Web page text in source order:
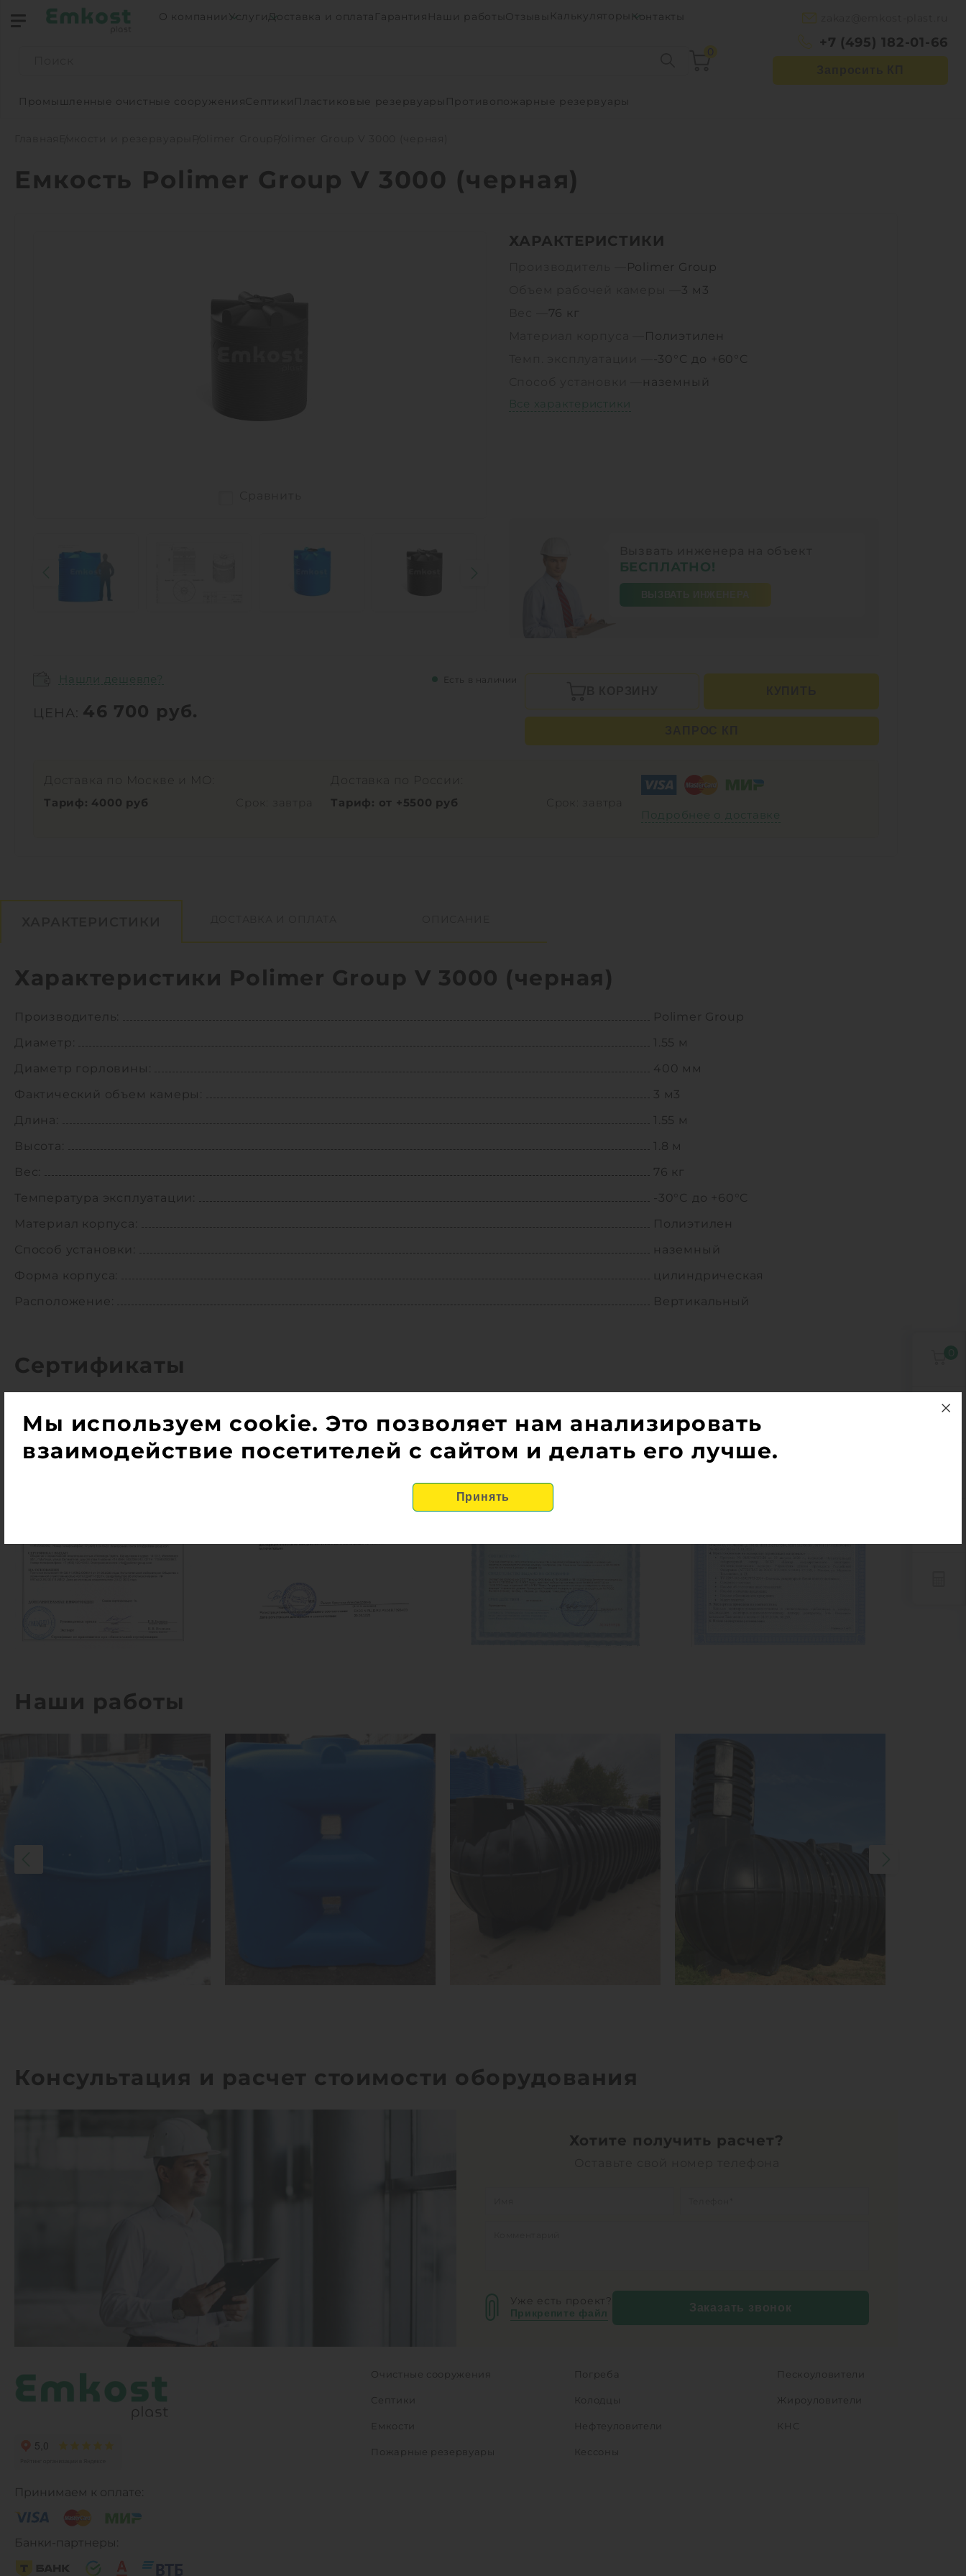
О компании УслугиДоставка и оплата Гарантия Наши работы Отзывы Калькуляторы Контакты
0
+7 (495) 182-01-66
Промышленные очистные сооруженияСептики Пластиковые резервуары Противопожарные резервуары
Емкость Polimer Group V 3000 (черная)
Нашли дешевле? Есть в наличии
ЦЕНА: 46 700 руб.
Доставка по Москве и МО:
Тариф: 4000 руб
Срок: завтра
Доставка по России:
Тариф: от +5500 руб
Срок: завтра
Подробнее о доставке
ХАРАКТЕРИСТИКИ
Polimer Group
3 м3
76 кг
Полиэтилен
-30°C до +60°C
наземный
Все характеристики
БЕСПЛАТНО!
Характеристики Polimer Group V 3000 (черная)
Производитель:
Polimer Group
Диаметр:
1.55 м
Диаметр горловины:
400 мм
Фактический объем камеры:
3 м3
Длина:
1.55 м
Высота:
1.8 м
Вес:
76 кг
Температура эксплуатации:
-30°C до +60°C
Материал корпуса:
Полиэтилен
Способ установки:
наземный
Форма корпуса:
цилиндрическая
Расположение:
Вертикальный
Сертификаты
Наши работы
Консультация и расчет стоимости оборудования
Хотите получить расчет?
Уже есть проект?
Прикрепите файл Заказать звонок
Принимаем к оплате:
Банки-партнеры:
Очистные сооружения Погреба Пескоуловители
Септики Колодцы Жироуловители
Емкости Нефтеуловители КНС
Пожарные резервуары Кессоны
0
0
Мы используем cookie. Это позволяет нам анализировать
взаимодействие посетителей с сайтом и делать его лучше.